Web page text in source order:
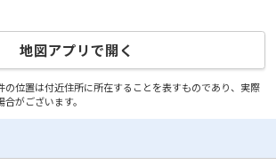
地図アプリで開く
位置は付近住所に所在することを表すものであり、実際
がございます。